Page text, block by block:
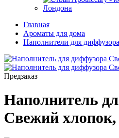
Главная
Ароматы для дома
Наполнители для диффузора
Предзаказ
Наполнитель
Свежий хлопок,